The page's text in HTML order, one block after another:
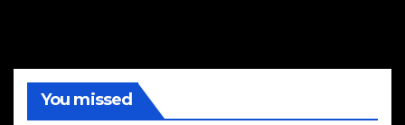
You missed